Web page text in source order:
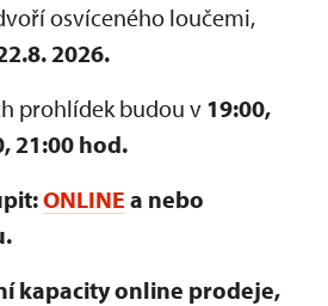
osvíceného loučemi,
2026.
prohlídek budou v 19:00,
21:00 hod.
ONLINE a nebo
kapacity online prodeje,